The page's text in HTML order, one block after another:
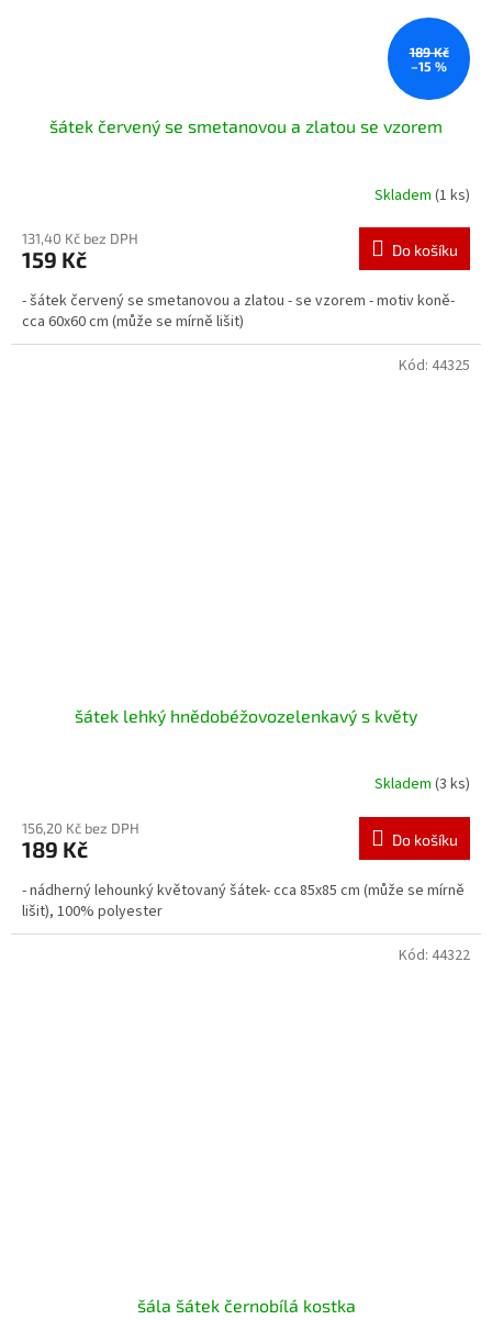
189 Kč
–15 %
šátek červený se smetanovou a zlatou se vzorem
Skladem (1 ks)
131,40 Kč bez DPH
159 Kč Do košíku
- šátek červený se smetanovou a zlatou - se vzorem - motiv koně-
cca 60x60 cm (může se mírně lišit)
šátek lehký hnědobéžovozelenkavý s květy
Skladem (3 ks)
156,20 Kč bez DPH
189 Kč Do košíku
- nádherný lehounký květovaný šátek- cca 85x85 cm (může se mírně
lišit), 100% polyester
Kód: 44325
šála šátek černobílá kostka
Kód: 44322